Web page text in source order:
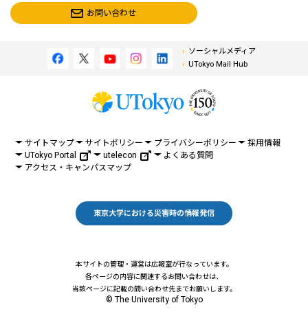
お問い合わせ
ソーシャルメディア
UTokyo Mail Hub
サイトマップ サイトポリシー プライバシーポリシー
採用情報
UTokyo Portal
utelecon
よくある質問
アクセス・キャンパスマップ
東京大学における災害時の情報発信
本サイトの管理・運営は広報室が行なっています。
各ページの内容に関連するお問い合わせは、
当該ページに記載の問い合わせ先までお願いします。
© The University of Tokyo